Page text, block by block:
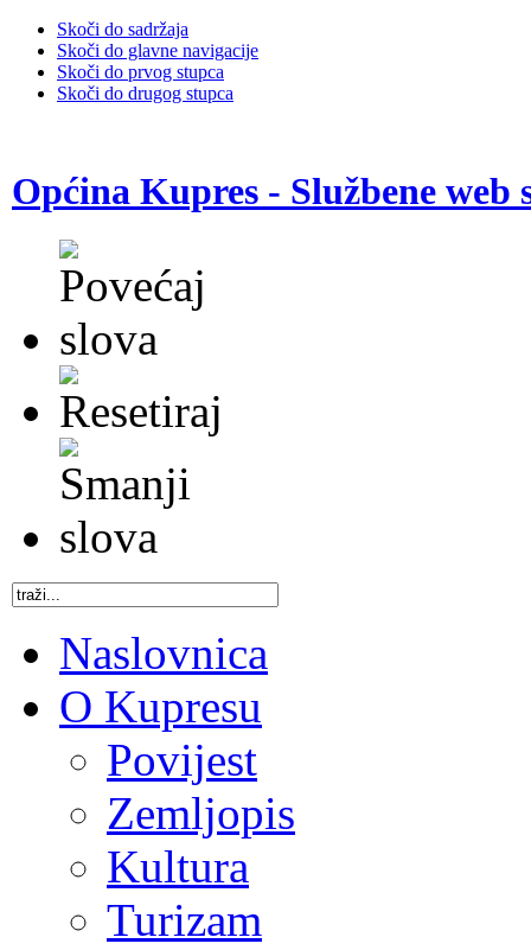
Skoči do sadržaja
Skoči do glavne navigacije
Skoči do prvog stupca
Skoči do drugog stupca
Općina Kupres - Službene web
Naslovnica
O Kupresu
Povijest
Zemljopis
Kultura
Turizam